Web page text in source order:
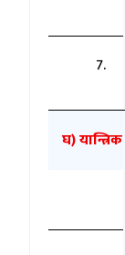
घ)यान्त्रिक